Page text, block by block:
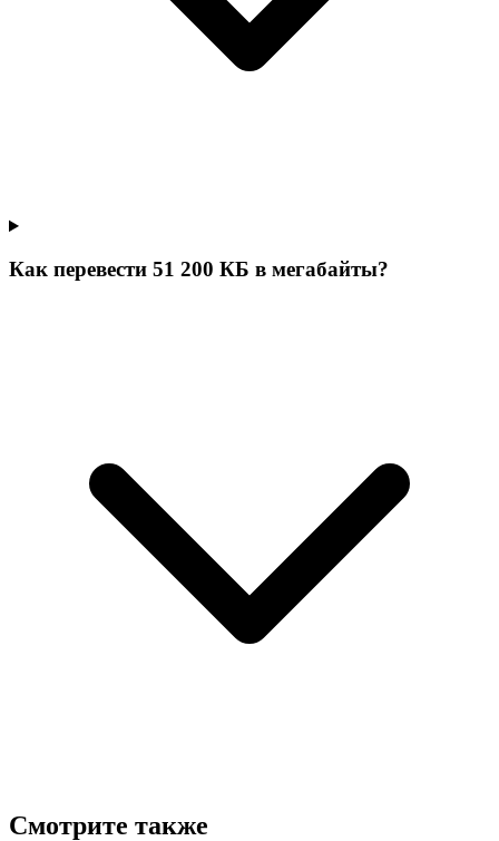
Как перевести 51 200 КБ в мегабайты?
Смотрите также